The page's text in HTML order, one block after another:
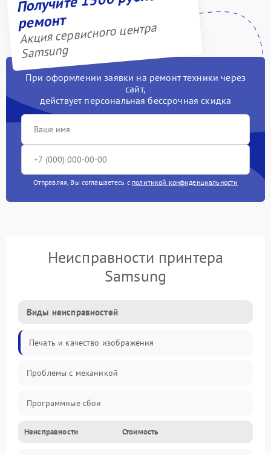
ремонт
Акция сервисного центра
Samsung
При оформлении заявки на ремонт техники через
сайт,
действует персональная бессрочная скидка
Отправляя, Вы соглашаетесь с политикой конфиденциальности
Неисправности принтера
Samsung
Виды неисправностей
Печать и качество изображения
Проблемы с механикой
Программные сбои
Программные ошибки
Неисправности Стоимость